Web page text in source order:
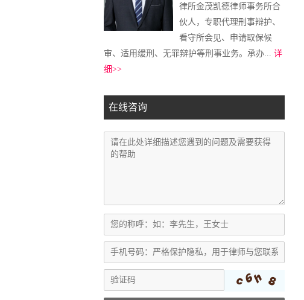
律所金茂凯德律师事务所合
伙人，专职代理刑事辩护、
看守所会见、申请取保候
审、适用缓刑、无罪辩护等刑事业务。承办... 详
细>>
在线咨询